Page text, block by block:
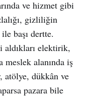
ve hizmet gibi
gizliliğin
başı dertte.
elektirik,
alanında iş
atölye, dükkân ve
pazara bile